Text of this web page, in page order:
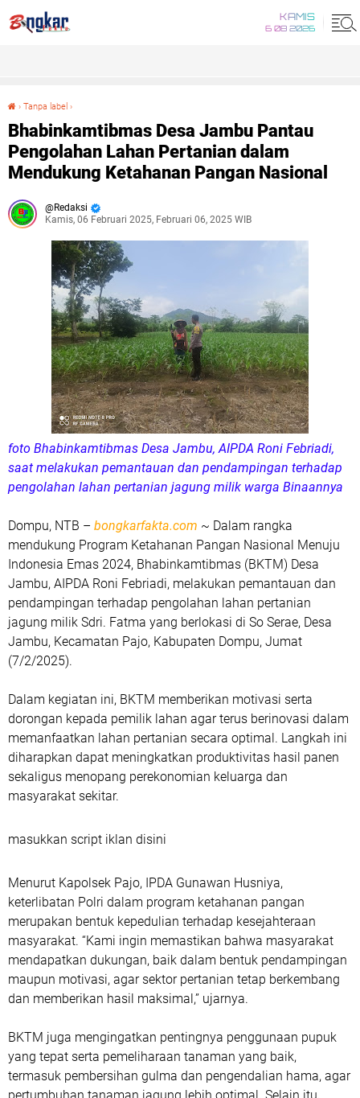
KAMIS
6 08 2026
› Tanpa label ›
Bhabinkamtibmas Desa Jambu Pantau
Pengolahan Lahan Pertanian dalam
Mendukung Ketahanan Pangan Nasional
Redaksi
Kamis, 06 Februari 2025, Februari 06, 2025 WIB
foto Bhabinkamtibmas Desa Jambu, AIPDA Roni Febriadi,
saat melakukan pemantauan dan pendampingan terhadap
pengolahan lahan pertanian jagung milik warga Binaannya
Dompu, NTB – bongkarfakta.com ~ Dalam rangka
mendukung Program Ketahanan Pangan Nasional Menuju
Indonesia Emas 2024, Bhabinkamtibmas (BKTM) Desa
Jambu, AIPDA Roni Febriadi, melakukan pemantauan dan
pendampingan terhadap pengolahan lahan pertanian
jagung milik Sdri. Fatma yang berlokasi di So Serae, Desa
Jambu, Kecamatan Pajo, Kabupaten Dompu, Jumat
(7/2/2025).
Dalam kegiatan ini, BKTM memberikan motivasi serta
dorongan kepada pemilik lahan agar terus berinovasi dalam
memanfaatkan lahan pertanian secara optimal. Langkah ini
diharapkan dapat meningkatkan produktivitas hasil panen
sekaligus menopang perekonomian keluarga dan
masyarakat sekitar.
masukkan script iklan disini
Menurut Kapolsek Pajo, IPDA Gunawan Husniya,
keterlibatan Polri dalam program ketahanan pangan
merupakan bentuk kepedulian terhadap kesejahteraan
masyarakat. “Kami ingin memastikan bahwa masyarakat
mendapatkan dukungan, baik dalam bentuk pendampingan
maupun motivasi, agar sektor pertanian tetap berkembang
dan memberikan hasil maksimal,” ujarnya.
BKTM juga mengingatkan pentingnya penggunaan pupuk
yang tepat serta pemeliharaan tanaman yang baik,
termasuk pembersihan gulma dan pengendalian hama, agar